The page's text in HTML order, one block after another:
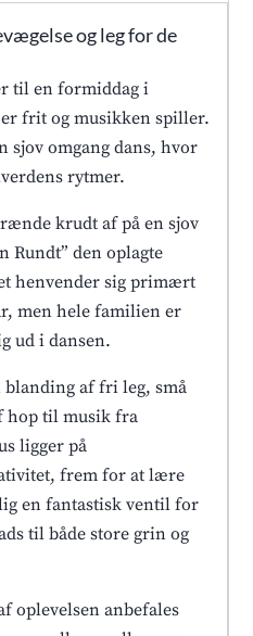
og leg for de
til en formiddag i
frit og musikken spiller.
sjov omgang dans, hvor
rytmer.
krudt af på en sjov
Rundt” den oplagte
henvender sig primært
men hele familien er
ud i dansen.
blanding af fri leg, små
hop til musik fra
ligger på
frem for at lære
en fantastisk ventil for
til både store grin og
oplevelsen anbefales